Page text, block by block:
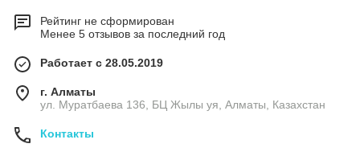
Рейтинг не сформирован
Менее 5 отзывов за последний год
Работает с 28.05.2019
г. Алматы
ул. Муратбаева 136, БЦ Жылы уя, Алматы, Казахстан
Контакты